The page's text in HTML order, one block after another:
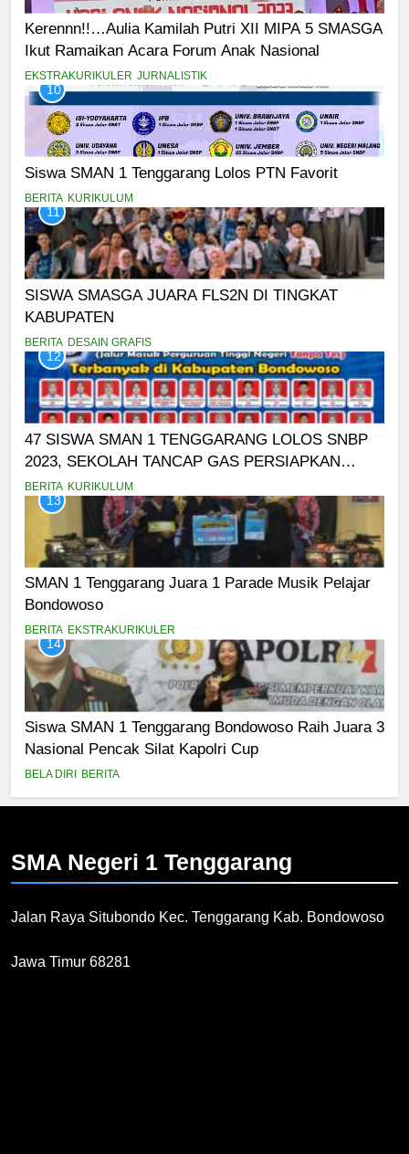
Kerennn!!…Aulia Kamilah Putri XII MIPA 5 SMASGA
Ikut Ramaikan Acara Forum Anak Nasional
EKSTRAKURIKULER JURNALISTIK
10
Siswa SMAN 1 Tenggarang Lolos PTN Favorit
BERITA KURIKULUM
11
SISWA SMASGA JUARA FLS2N DI TINGKAT
KABUPATEN
BERITA DESAIN GRAFIS
12
47 SISWA SMAN 1 TENGGARANG LOLOS SNBP
2023, SEKOLAH TANCAP GAS PERSIAPKAN
SNBT
BERITA KURIKULUM
13
SMAN 1 Tenggarang Juara 1 Parade Musik Pelajar
Bondowoso
BERITA EKSTRAKURIKULER
14
Siswa SMAN 1 Tenggarang Bondowoso Raih Juara 3
Nasional Pencak Silat Kapolri Cup
BELA DIRI BERITA
SMA Negeri 1 Tenggarang
Jalan Raya Situbondo Kec. Tenggarang Kab. Bondowoso
Jawa Timur 68281